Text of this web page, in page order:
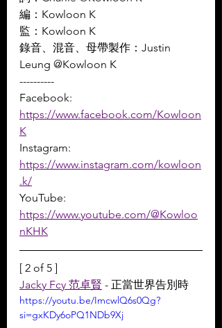
編：Kowloon K
監：Kowloon K
錄音、混音、母帶製作：Justin
Leung @Kowloon K
----------
Facebook:
https://www.facebook.com/Kowloon
K
Instagram:
https://www.instagram.com/kowloon
.k/
YouTube:
https://www.youtube.com/@Kowloo
nKHK
[ 2 of 5 ]
Jacky Fcy 范卓賢 - 正當世界告別時
https://youtu.be/ImcwlQ6s0Qg?
si=gxKDy6oPQ1NDb9Xj